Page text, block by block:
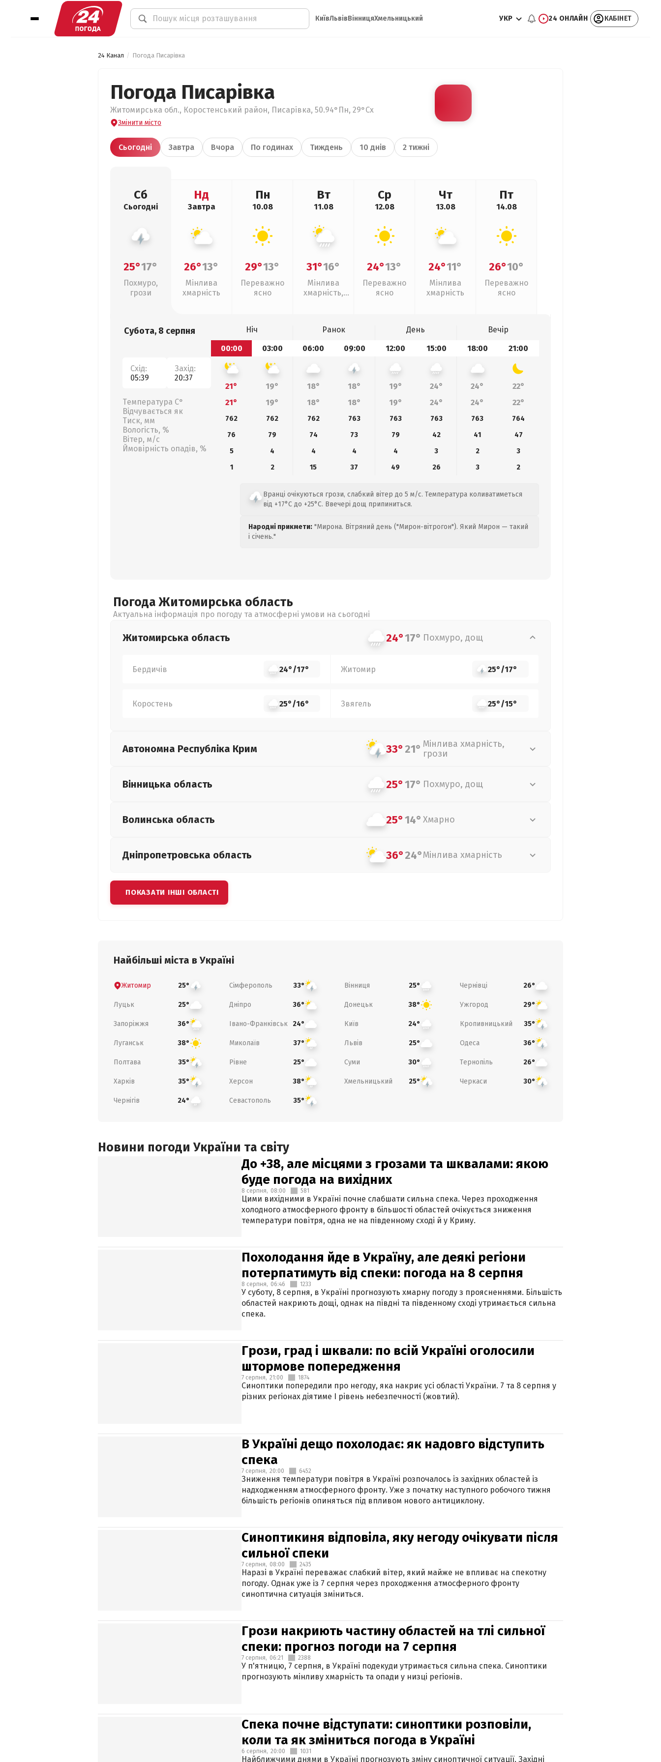
КиївЛьвівВінницяХмельницький УКР 24 ОНЛАЙН КАБІНЕТ
24 Канал Погода Писарівка
Погода Писарівка
Житомирська обл., Коростенський район, Писарівка, 50.94°Пн, 29°Сх
Змінити місто
Сьогодні Завтра Вчора По годинах Тиждень 10 днів 2 тижні
Сб
Сьогодні
25°17°
Похмуро,
грози
Нд
Завтра
26°13°
Мінлива
хмарність
Пн
10.08
29°13°
Переважно
ясно
Вт
11.08
31°16°
Мінлива
хмарність,
Ср
12.08
24°13°
Переважно
ясно
Чт
13.08
24°11°
Мінлива
хмарність
Пт
14.08
26°10°
Переважно
ясно
Субота, 8 серпня
Схід:
05:39
Захід:
20:37
Температура С°
Відчувається як
Тиск, мм
Вологість, %
Вітер, м/с
Ймовірність опадів, %
Ніч Ранок День
Вечір
00:00
03:00 06:00 09:00 12:00 15:00 18:00 21:00
21° 19° 18° 18° 19° 24° 24°
22°
21°
19° 18° 18° 19° 24° 24° 22°
762 762 762 763 763 763 763
764
76
79 74 73 79 42 41
47
5
4 4 4 4 3 2
3
1
2 15 37 49 26 3 2
Вранці очікуються грози, слабкий вітер до 5 м/с. Температура коливатиметься
від +17°C до +25°C. Ввечері дощ припиниться.
Народні прикмети: "Мирона. Вітряний день ("Мирон-вітрогон"). Який Мирон — такий
і січень."
Погода Житомирська область
Актуальна інформація про погоду та атмосферні умови на сьогодні
Житомирська область 24°17° Похмуро, дощ
Бердичів 24°/17° Житомир 25°/17°
Коростень 25°/16° Звягель 25°/15°
Автономна Республіка Крим 33°21° Мінлива хмарність,
грози
Вінницька область 25°17° Похмуро, дощ
Волинська область 25°14° Хмарно
Дніпропетровська область 36°24°Мінлива хмарність
ПОКАЗАТИ ІНШІ ОБЛАСТІ
Найбільші міста в Україні
Житомир 25° Сімферополь 33° Вінниця 25° Чернівці 26°
Луцьк 25° Дніпро 36° Донецьк 38° Ужгород 29°
Запоріжжя 36° Івано-Франківськ 24° Київ 24° Кропивницький 35°
Луганськ 38° Миколаїв 37° Львів 25° Одеса 36°
Полтава 35° Рівне 25° Суми 30° Тернопіль 26°
Харків 35° Херсон 38° Хмельницький 25° Черкаси 30°
Чернігів 24° Севастополь 35°
Новини погоди України та світу
До +38, але місцями з грозами та шквалами: якою
буде погода на вихідних
8 серпня, 08:00 581
Цими вихідними в Україні почне слабшати сильна спека. Через проходження
холодного атмосферного фронту в більшості областей очікується зниження
температури повітря, одна не на південному сході й у Криму.
Похолодання йде в Україну, але деякі регіони
потерпатимуть від спеки: погода на 8 серпня
8 серпня, 06:46 1233
У суботу, 8 серпня, в Україні прогнозують хмарну погоду з проясненнями. Більшість
областей накриють дощі, однак на півдні та південному сході утримається сильна
спека.
Грози, град і шквали: по всій Україні оголосили
штормове попередження
7 серпня, 21:00 1874
Синоптики попередили про негоду, яка накриє усі області України. 7 та 8 серпня у
різних регіонах діятиме І рівень небезпечності (жовтий).
В Україні дещо похолодає: як надовго відступить
спека
7 серпня, 20:00 6452
Зниження температури повітря в Україні розпочалось із західних областей із
надходженням атмосферного фронту. Уже з початку наступного робочого тижня
більшість регіонів опиняться під впливом нового антициклону.
Синоптикиня відповіла, яку негоду очікувати після
сильної спеки
7 серпня, 08:00 2435
Наразі в Україні переважає слабкий вітер, який майже не впливає на спекотну
погоду. Однак уже із 7 серпня через проходження атмосферного фронту
синоптична ситуація зміниться.
Грози накриють частину областей на тлі сильної
спеки: прогноз погоди на 7 серпня
7 серпня, 06:21 2388
У п'ятницю, 7 серпня, в Україні подекуди утримається сильна спека. Синоптики
прогнозують мінливу хмарність та опади у низці регіонів.
Спека почне відступати: синоптики розповіли,
коли та як зміниться погода в Україні
6 серпня, 20:00 1031
Найближчими днями в Україні прогнозують зміну синоптичної ситуації. Західні